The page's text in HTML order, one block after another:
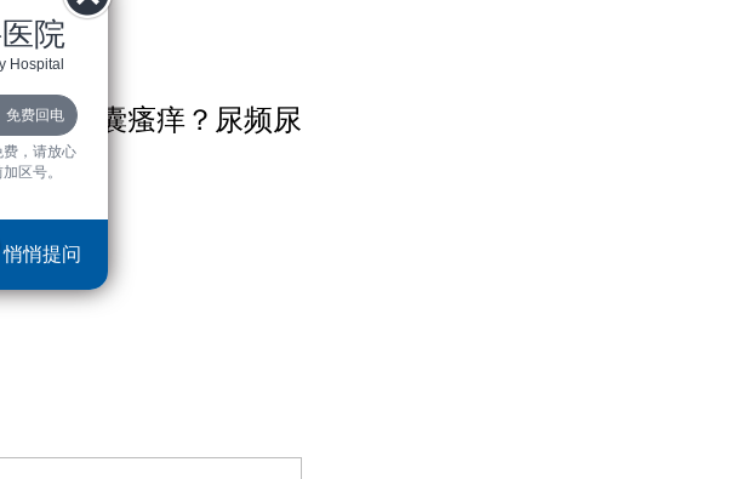
......
不够
，阴囊瘙痒？尿频尿
......
院
Hospital
，请放心
区号。
悄悄提问